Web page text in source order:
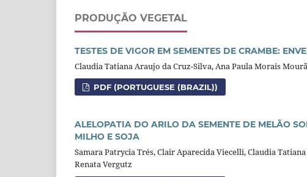
PRODUÇÃO VEGETAL
TESTES DE VIGOR EM SEMENTES DE CRAMBE:
Claudia Tatiana Araujo da Cruz-Silva, Ana Paula Morais
PDF (PORTUGUESE (BRAZIL))
ALELOPATIA DO ARILO DA SEMENTE DE MELÃO
MILHO E SOJA
Samara Patrycia Trés, Clair Aparecida Viecelli, Claudia
Renata Vergutz